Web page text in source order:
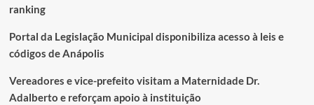
ranking
Portal da Legislação Municipal disponibiliza acesso à leis e
códigos de Anápolis
Vereadores e vice-prefeito visitam a Maternidade Dr.
Adalberto e reforçam apoio à instituição